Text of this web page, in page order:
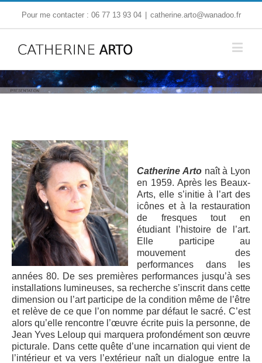
Pour me contacter : 06 77 13 93 04 catherine.arto@wanadoo.fr
Catherine Artonaît à Lyon
en 1959. Après les Beaux-
Arts, elle s’initie à l’art des
icônes et à la restauration
de fresques tout en
étudiant l’histoire de l’art.
Elle participe au
mouvement des
performances dans les
années 80. De ses premières performances jusqu’à ses
installations lumineuses, sa recherche s’inscrit dans cette
dimension ou l’art participe de la condition même de l’être
et relève de ce que l’on nomme par défaut le sacré. C’est
alors qu’elle rencontre l’œuvre écrite puis la personne, de
Jean Yves Leloup qui marquera profondément son œuvre
picturale. Dans cette quête d’une incarnation qui vient de
l’intérieur et va vers l’extérieur naît un dialogue entre la